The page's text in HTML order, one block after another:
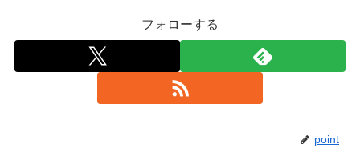
フォローする
point